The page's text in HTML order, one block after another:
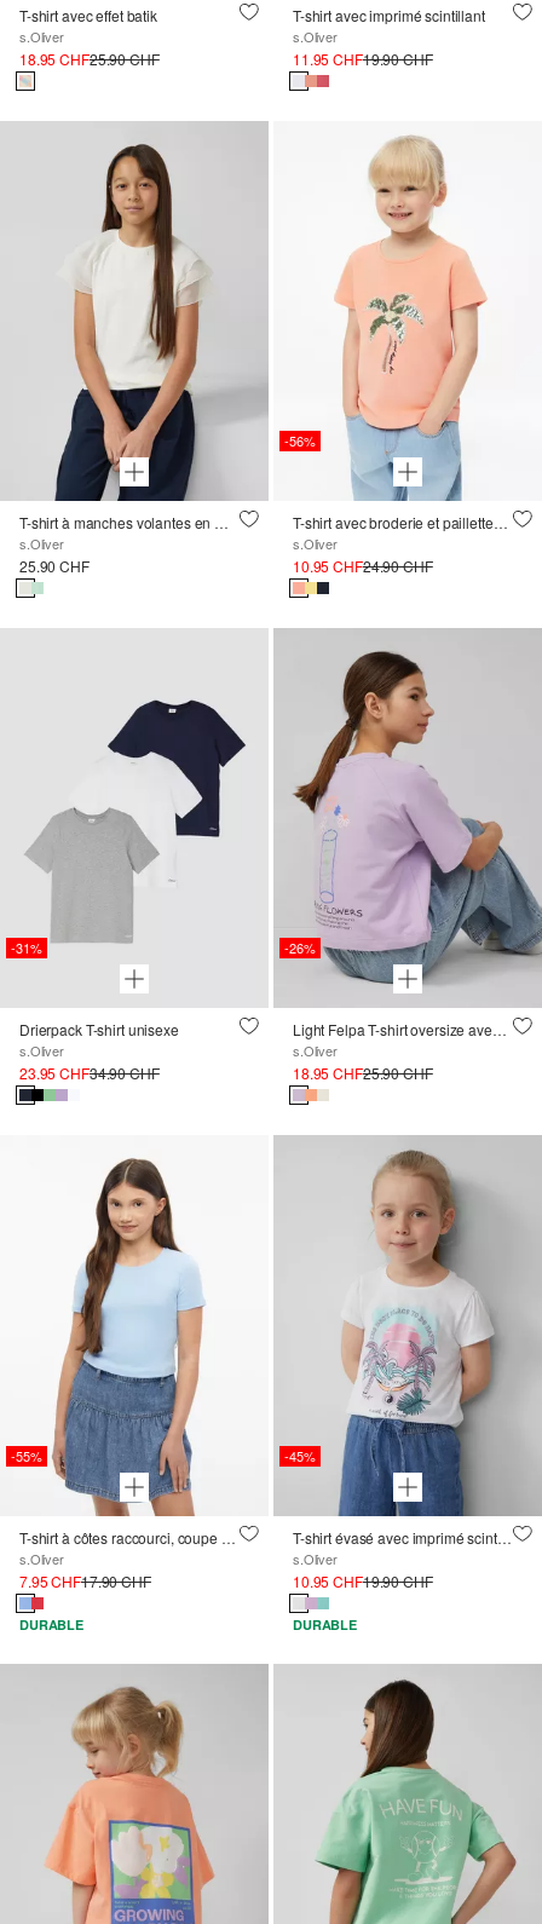
T-shirt avec effet batik
s.Oliver
18.95 CHF25.90 CHF
T-shirt avec imprimé scintillant
s.Oliver
11.95 CHF19.90 CHF
T-shirt à manches volantes en mousseline de soie
s.Oliver
25.90 CHF
-56%
T-shirt avec broderie et paillettes, coupe loose
s.Oliver
10.95 CHF24.90 CHF
-31%
Drierpack T-shirt unisexe
s.Oliver
23.95 CHF34.90 CHF
-26%
Light Felpa T-shirt oversize avec impression devant et dos
s.Oliver
18.95 CHF25.90 CHF
-55%
T-shirt à côtes raccourci, coupe slim
s.Oliver
7.95 CHF17.90 CHF
DURABLE
-45%
T-shirt évasé avec imprimé scintillant et manches bouffantes
s.Oliver
10.95 CHF19.90 CHF
DURABLE